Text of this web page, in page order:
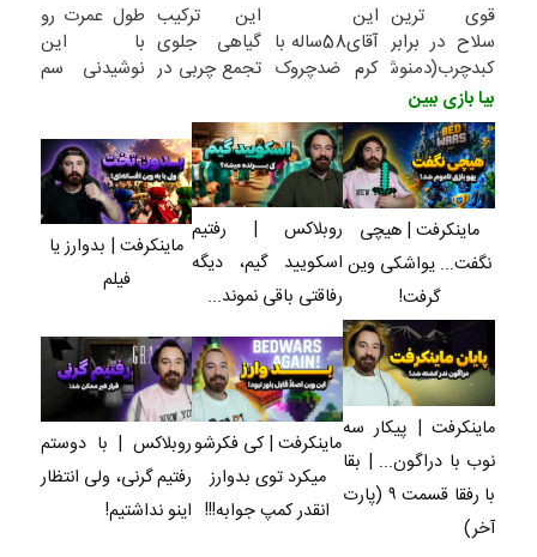
قوی ترین
سلاح در برابر
کبدچرب(دمنوش
سم زدا با
55% تخفیف
این
آقای58ساله با
کرم ضدچروک
جوان
شد(سفارش با
تخفیف)
این ترکیب
گیاهی جلوی
تجمع چربی در
طول عمرت رو
با این
نوشیدنی سم
بیا بازی ببین
ماینکرفت | هیچی
نگفت... یواشکی وین
گرفت!
روبلاکس | رفتیم
اسکویید گیم، دیگه
رفاقتی باقی نموند...
ماینکرفت | بدوارز یا
فیلم
ماینکرفت | پیکار سه
نوب با دراگون... | بقا
با رفقا قسمت ۹ (پارت
آخر)
ماینکرفت | کی فکرشو
میکرد توی بدوارز
انقدر کمپ جوابه!!!
روبلاکس | با دوستم
رفتیم گرنی، ولی انتظار
اینو نداشتیم!